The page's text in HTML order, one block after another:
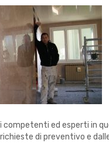
competenti ed esperti in
di preventivo e